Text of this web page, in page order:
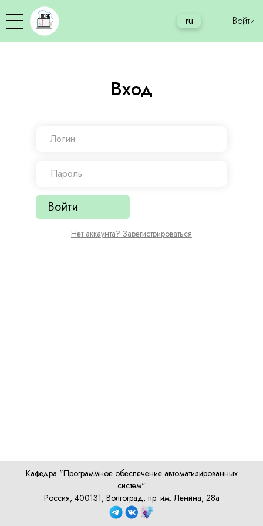
ru Войти
Вход
Войти
Нет аккаунта? Зарегистрироваться
Кафедра "Программное обеспечение автоматизированных
систем"
Россия, 400131, Волгоград, пр. им. Ленина, 28а